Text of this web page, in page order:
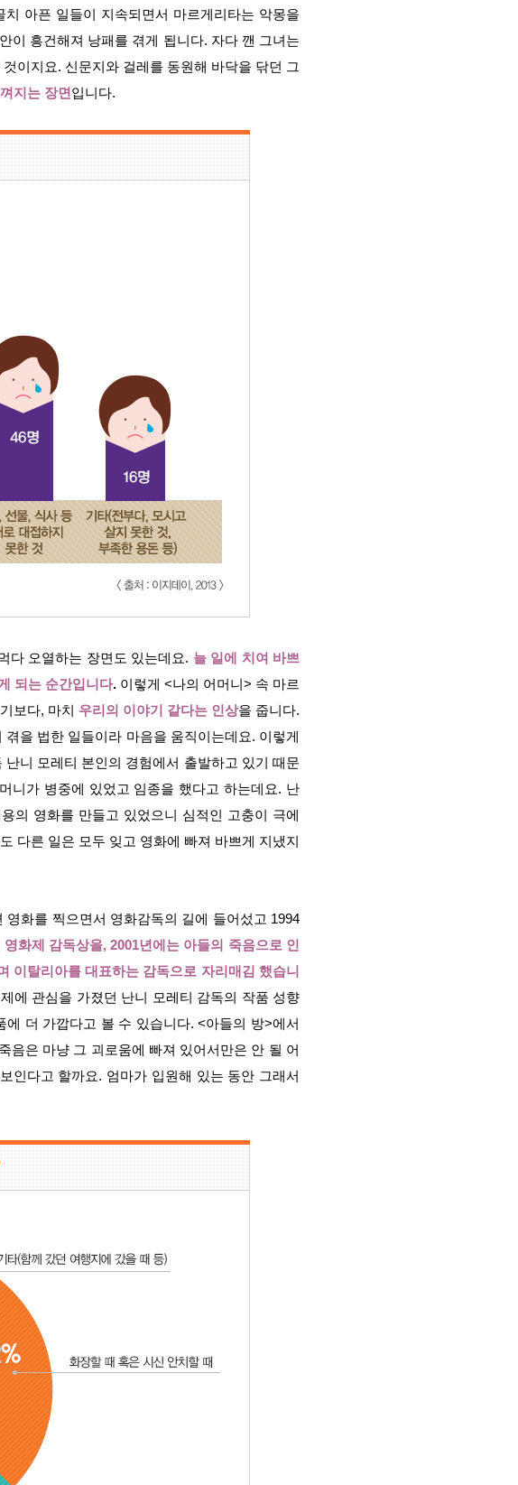
치 아픈 일들이 지속되면서 마르게리타는 악몽을
이 흥건해져 낭패를 겪게 됩니다. 자다 깬 그녀는
이지요. 신문지와 걸레를 동원해 바닥을 닦던 그
지는 장면 입니다.
다 오열하는 장면도 있는데요. 늘 일에 치여 바쁘
되는 순간입니다.이렇게 <나의 어머니> 속 마르
보다, 마치 우리의 이야기 같다는 인상을 줍니다.
을 법한 일들이라 마음을 움직이는데요. 이렇게
니 모레티 본인의 경험에서 출발하고 있기 때문
니가 병중에 있었고 임종을 했다고 하는데요. 난
의 영화를 만들고 있었으니 심적인 고충이 극에
다른 일은 모두 잊고 영화에 빠져 바쁘게 지냈지
화를 찍으면서 영화감독의 길에 들어섰고 1994
화제 감독상을, 2001년에는 아들의 죽음으로 인
이탈리아를 대표하는 감독으로 자리매김 했습니
에 관심을 가졌던 난니 모레티 감독의 작품 성향
더 가깝다고 볼 수 있습니다. <아들의 방>에서
음은 마냥 그 괴로움에 빠져 있어서만은 안 될 어
인다고 할까요. 엄마가 입원해 있는 동안 그래서